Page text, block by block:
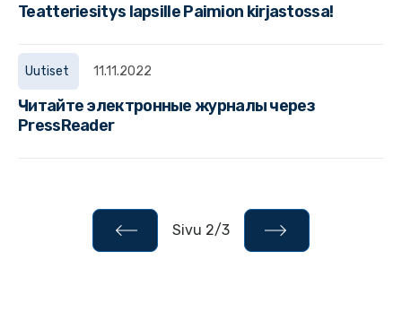
Teatteriesitys lapsille Paimion kirjastossa!
Uutiset 11.11.2022
Читайте электронные журналы через
PressReader
Sivu 2/3